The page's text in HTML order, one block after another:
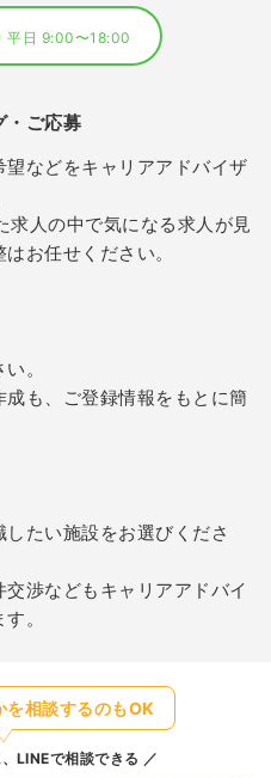
平日 9:00〜18:00
・ご応募
などをキャリアアドバイザ
求人の中で気になる求人が見
お任せください。
。
も、ご登録情報をもとに簡
たい施設をお選びくださ
渉などもキャリアアドバイ
。
を相談するのもOK
LINEで相談できる